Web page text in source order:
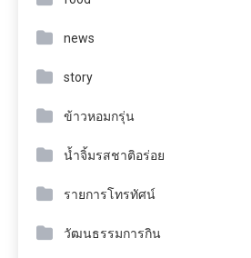
news
story
ข้าวหอมกรุ่น
น้ำจิ้มรสชาติอร่อย
รายการโทรทัศน์
วัฒนธรรมการกิน